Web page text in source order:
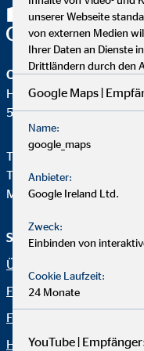
OVB
Heumarkt 1
50667 Köln
Telefon:
Telefax: +49 221 2015-
Mail:info@hv.ovb.de
Service und
Über OVB
Finanzlösungen
Finanzratgeber
Häufige Fragen
unserer Webseite
von externen Medien
Ihrer Daten an Dienste
Drittländern durch den
Google Maps |
Name:
google_maps
Anbieter:
Google Ireland Ltd.
Zweck:
Einbinden von
Cookie Laufzeit:
24 Monate
YouTube |